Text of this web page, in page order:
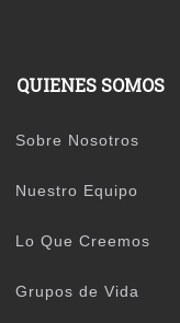
QUIENES SOMOS
Sobre Nosotros
Nuestro Equipo
Lo Que Creemos
Grupos de Vida